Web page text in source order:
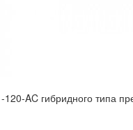
AC гибридного типа